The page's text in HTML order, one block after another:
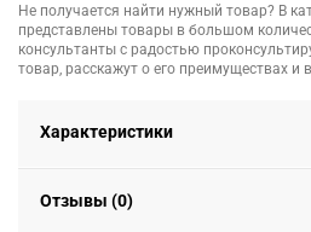
Не получается найти нужный товар? В
представлены товары в большом
консультанты с радостью
товар, расскажут о его преимуществах и
Характеристики
Отзывы (0)